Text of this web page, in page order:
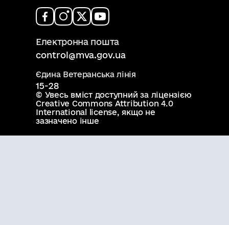
Електронна пошта
control@mva.gov.ua
Єдина Ветеранська лінія
15-28
© Увесь вміст доступний за ліцензією
Creative Commons Attribution 4.0
International license, якщо не
зазначено інше